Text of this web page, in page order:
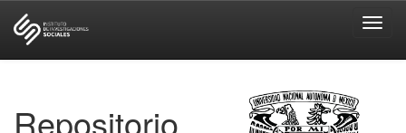
Repositorio